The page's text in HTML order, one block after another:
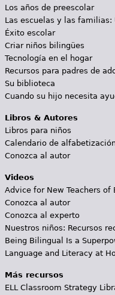
Los años de preescolar
Las escuelas y las
Éxito escolar
Criar niños bilingües
Tecnología en el hogar
Recursos para padres de
Su biblioteca
Cuando su hijo necesita
Libros & Autores
Libros para niños
Calendario de
Conozca al autor
Videos
Advice for New Teachers of
Conozca al autor
Conozca al experto
Nuestros niños: Recursos
Being Bilingual Is a
Language and Literacy at
Más recursos
ELL Classroom Strategy